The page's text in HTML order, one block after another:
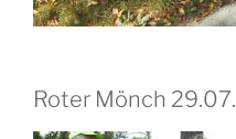
Roter Mönch 29.07.